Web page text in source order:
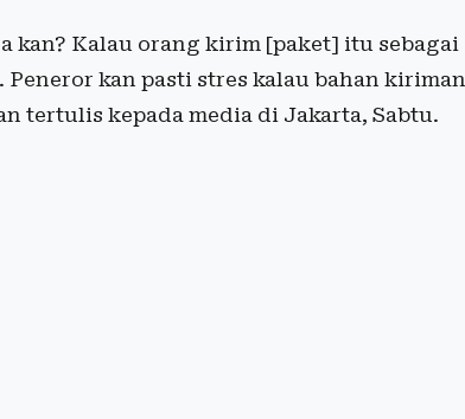
kan? Kalau orang kirim [paket] itu sebagai
kan pasti stres kalau bahan kiriman
tertulis kepada media di Jakarta, Sabtu.